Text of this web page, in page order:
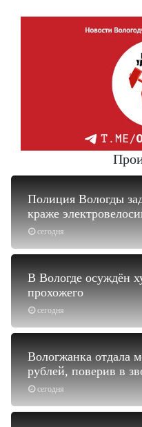
сегодня
Полиция Вологды
краже
сегодня
В Вологде осуждён
прохожего
сегодня
Вологжанка отдала
рублей, поверив в